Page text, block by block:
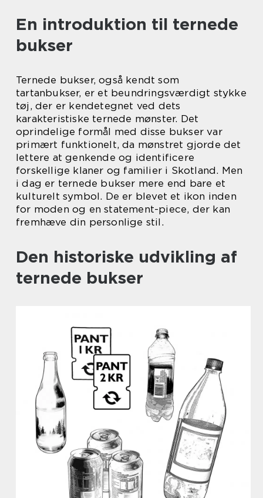
En introduktion til ternede
bukser
Ternede bukser, også kendt som
tartanbukser, er et beundringsværdigt stykke
tøj, der er kendetegnet ved dets
karakteristiske ternede mønster. Det
oprindelige formål med disse bukser var
primært funktionelt, da mønstret gjorde det
lettere at genkende og identificere
forskellige klaner og familier i Skotland. Men
i dag er ternede bukser mere end bare et
kulturelt symbol. De er blevet et ikon inden
for moden og en statement-piece, der kan
fremhæve din personlige stil.
Den historiske udvikling af
ternede bukser